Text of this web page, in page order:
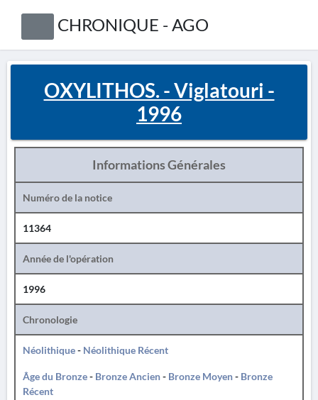
CHRONIQUE - AGO
OXYLITHOS. - Viglatouri -
1996
Informations Générales
Numéro de la notice
11364
Année de l'opération
1996
Chronologie
Néolithique- Néolithique Récent
Âge du Bronze- Bronze Ancien- Bronze Moyen- Bronze
Récent